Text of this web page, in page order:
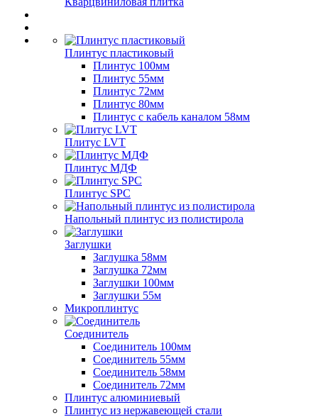
Плинтус пластиковый
Плинтус 100мм
Плинтус 55мм
Плинтус 72мм
Плинтус 80мм
Плинтус с кабель каналом 58мм
Плитус LVT
Плинтус МДФ
Плинтус SPC
Напольный плинтус из полистирола
Заглушки
Заглушка 58мм
Заглушка 72мм
Заглушки 100мм
Заглушки 55м
Микроплинтус
Соединитель
Соединитель 100мм
Соединитель 55мм
Соединитель 58мм
Соединитель 72мм
Плинтус алюминиевый
Плинтус из нержавеющей стали